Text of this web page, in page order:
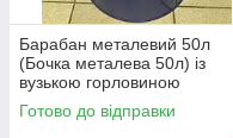
Барабан металевий 50л
(Бочка металева 50л) із
вузькою горловиною
Готово до відправки